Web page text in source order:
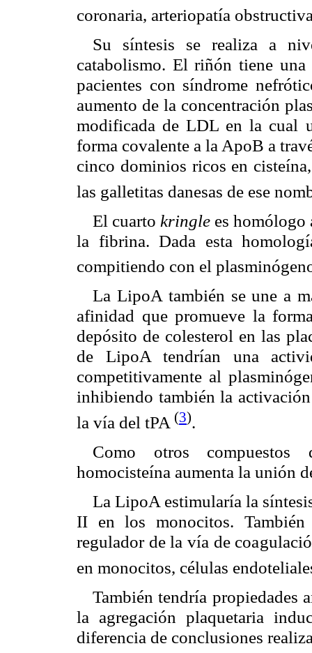
coronaria, arteriopatía
Su síntesis se realiza a
catabolismo. El riñón tiene
pacientes con síndrome
aumento de la concentración
modificada de LDL en la cual
forma covalente a la ApoB a
cinco dominios ricos en
las galletitas danesas de ese
El cuarto kringlees homólogo
la fibrina. Dada esta
compitiendo con el
La LipoA también se une a
afinidad que promueve la
depósito de colesterol en las
de LipoA tendrían una
competitivamente al
inhibiendo también la
la vía del tPA (3).
Como otros
homocisteína aumenta la unión
La LipoA estimularía la
II en los monocitos.
regulador de la vía de
en monocitos, células
También tendría propiedades
la agregación plaquetaria
diferencia de conclusiones